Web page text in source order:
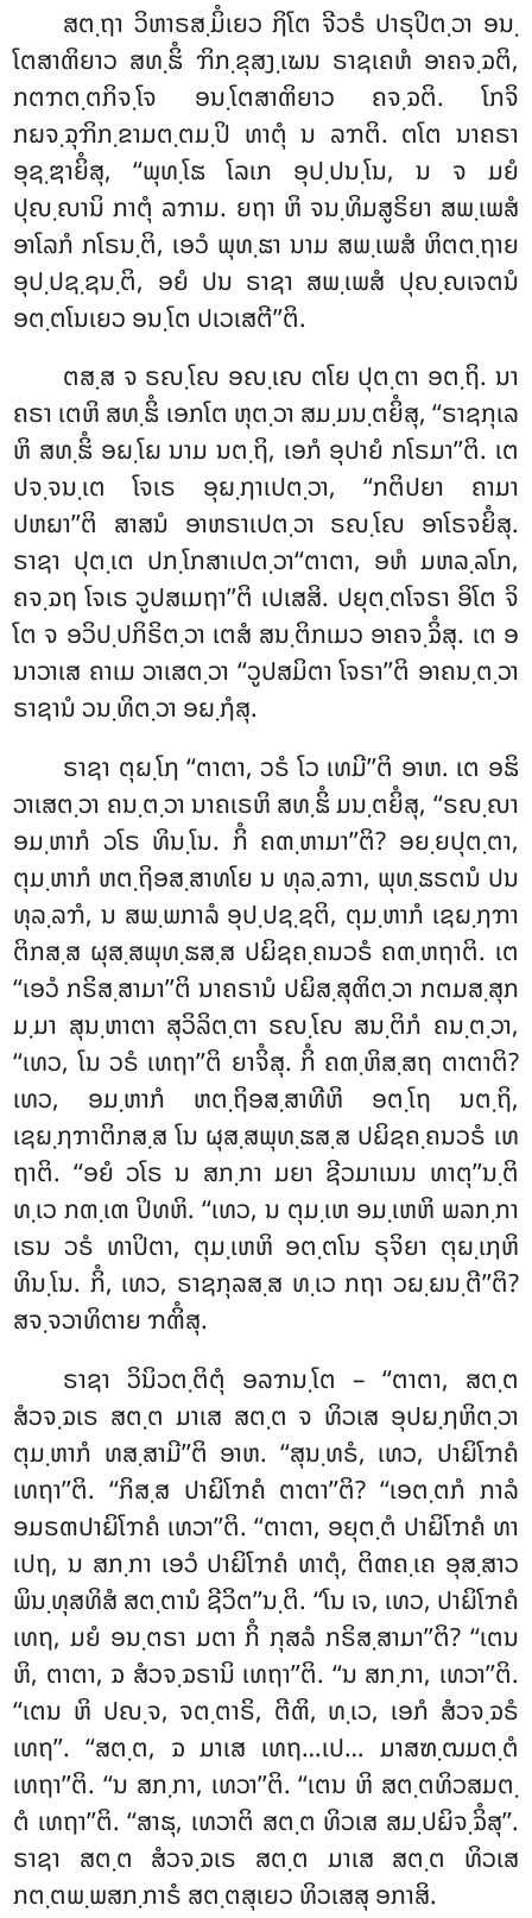
ສຕ຺ຖາ ວິຫາຣສ຺ມິໍເຍວ ຐິໂຕ ຈີວຣໍ ປາຣຸປິຕ຺ວາ ອນ຺
ໂຕສາຓິຍາວ ສທ຺ຘິໍ ຠິກ຺ຂຸສງ຺ເຆນ ຣາຊເຄຫໍ ອາຄຈ຺ຉຕິ,
ກຕຠຕ຺ຕກິຈ຺ໂຈ ອນ຺ໂຕສາຓິຍາວ ຄຈ຺ຉຕິ. ໂກຈິ
ກຏຈ຺ຉຸຠິກ຺ຂາມຕ຺ຕມ຺ປິ ທາຕຸໍ ນ ລຠຕິ. ຕໂຕ ນາຄຣາ
ອຸຊ຺ຌາຍິໍສຸ, ‘‘ພຸທ຺ໂຘ ໂລເກ ອຸປ຺ປນ຺ໂນ, ນ ຈ ມຍໍ
ປຸຎ຺ຎານິ ກາຕຸໍ ລຠາມ. ຍຖາ ຫິ ຈນ຺ທິມສູຣິຍາ ສພ຺ເພສໍ
ອາໂລກໍ ກໂຣນ຺ຕິ, ເອວໍ ພຸທ຺ຘາ ນາມ ສພ຺ເພສໍ ຫິຕຕ຺ຖາຍ
ອຸປ຺ປຊ຺ຊນ຺ຕິ, ອຍໍ ປນ ຣາຊາ ສພ຺ເພສໍ ປຸຎ຺ຎເຈຕນໍ
ອຕ຺ຕໂນເຍວ ອນ຺ໂຕ ປເວເສຕີ’’ຕິ.
ຕສ຺ສ ຈ ຣຎ຺ໂຎ ອຎ຺ເຎ ຕໂຍ ປຸຕ຺ຕາ ອຕ຺ຖິ. ນາ
ຄຣາ ເຕຫິ ສທ຺ຘິໍ ເອກໂຕ ຫຸຕ຺ວາ ສມ຺ມນ຺ຕຍິໍສຸ, ‘‘ຣາຊກຸເລ
ຫິ ສທ຺ຘິໍ ອຏ຺ໂຏ ນາມ ນຕ຺ຖິ, ເອກໍ ອຸປາຍໍ ກໂຣມາ’’ຕິ. ເຕ
ປຈ຺ຈນ຺ເຕ ໂຈເຣ ອຸຏ຺ຐາເປຕ຺ວາ, ‘‘ກຕິປຍາ ຄາມາ
ປຫຏາ’’ຕິ ສາສນໍ ອາຫຣາເປຕ຺ວາ ຣຎ຺ໂຎ ອາໂຣຈຍິໍສຸ.
ຣາຊາ ປຸຕ຺ເຕ ປກ຺ໂກສາເປຕ຺ວາ‘‘ຕາຕາ, ອຫໍ ມຫລ຺ລໂກ,
ຄຈ຺ຉຖ ໂຈເຣ ວູປສເມຖາ’’ຕິ ເປເສສິ. ປຍຸຕ຺ຕໂຈຣາ ອິໂຕ ຈິ
ໂຕ ຈ ອວິປ຺ປກິຣິຕ຺ວາ ເຕສໍ ສນ຺ຕິກເມວ ອາຄຈ຺ຉິໍສຸ. ເຕ ອ
ນາວາເສ ຄາເມ ວາເສຕ຺ວາ ‘‘ວູປສມິຕາ ໂຈຣາ’’ຕິ ອາຄນ຺ຕ຺ວາ
ຣາຊານໍ ວນ຺ທິຕ຺ວາ ອຏ຺ຐໍສຸ.
ຣາຊາ ຕຸຏ຺ໂຐ ‘‘ຕາຕາ, ວຣໍ ໂວ ເທມີ’’ຕິ ອາຫ. ເຕ ອຘິ
ວາເສຕ຺ວາ ຄນ຺ຕ຺ວາ ນາຄເຣຫິ ສທ຺ຘິໍ ມນ຺ຕຍິໍສຸ, ‘‘ຣຎ຺ຎາ
ອມ຺ຫາກໍ ວໂຣ ທິນ຺ໂນ. ກິໍ ຄຓ຺ຫາມາ’’ຕິ? ອຍ຺ຍປຸຕ຺ຕາ,
ຕຸມ຺ຫາກໍ ຫຕ຺ຖິອສ຺ສາທໂຍ ນ ທຸລ຺ລຠາ, ພຸທ຺ຘຣຕນໍ ປນ
ທຸລ຺ລຠໍ, ນ ສພ຺ພກາລໍ ອຸປ຺ປຊ຺ຊຕິ, ຕຸມ຺ຫາກໍ ເຊຏ຺ຐຠາ
ຕິກສ຺ສ ຜຸສ຺ສພຸທ຺ຘສ຺ສ ປຏິຊຄ຺ຄນວຣໍ ຄຓ຺ຫຖາຕິ. ເຕ
‘‘ເອວໍ ກຣິສ຺ສາມາ’’ຕິ ນາຄຣານໍ ປຏິສ຺ສຸຓິຕ຺ວາ ກຕມສ຺ສຸກ
ມ຺ມາ ສຸນ຺ຫາຕາ ສຸວິລິຕ຺ຕາ ຣຎ຺ໂຎ ສນ຺ຕິກໍ ຄນ຺ຕ຺ວາ,
‘‘ເທວ, ໂນ ວຣໍ ເທຖາ’’ຕິ ຍາຈິໍສຸ. ກິໍ ຄຓ຺ຫິສ຺ສຖ ຕາຕາຕິ?
ເທວ, ອມ຺ຫາກໍ ຫຕ຺ຖິອສ຺ສາທີຫິ ອຕ຺ໂຖ ນຕ຺ຖິ,
ເຊຏ຺ຐຠາຕິກສ຺ສ ໂນ ຜຸສ຺ສພຸທ຺ຘສ຺ສ ປຏິຊຄ຺ຄນວຣໍ ເທ
ຖາຕິ. ‘‘ອຍໍ ວໂຣ ນ ສກ຺ກາ ມຍາ ຊີວມາເນນ ທາຕຸ’’ນ຺ຕິ
ທ຺ເວ ກຓ຺ເຓ ປິທຫິ. ‘‘ເທວ, ນ ຕຸມ຺ເຫ ອມ຺ເຫຫິ ພລກ຺ກາ
ເຣນ ວຣໍ ທາປິຕາ, ຕຸມ຺ເຫຫິ ອຕ຺ຕໂນ ຣຸຈິຍາ ຕຸຏ຺ເຐຫິ
ທິນ຺ໂນ. ກິໍ, ເທວ, ຣາຊກຸລສ຺ສ ທ຺ເວ ກຖາ ວຏ຺ຏນ຺ຕີ’’ຕິ?
ສຈ຺ຈວາທິຕາຍ ຠຓິໍສຸ.
ຣາຊາ ວິນິວຕ຺ຕິຕຸໍ ອລຠນ຺ໂຕ – ‘‘ຕາຕາ, ສຕ຺ຕ
ສໍວຈ຺ຉເຣ ສຕ຺ຕ ມາເສ ສຕ຺ຕ ຈ ທິວເສ ອຸປຏ຺ຐຫິຕ຺ວາ
ຕຸມ຺ຫາກໍ ທສ຺ສາມີ’’ຕິ ອາຫ. ‘‘ສຸນ຺ທຣໍ, ເທວ, ປາຏິໂຠຄໍ
ເທຖາ’’ຕິ. ‘‘ກິສ຺ສ ປາຏິໂຠຄໍ ຕາຕາ’’ຕິ? ‘‘ເອຕ຺ຕກໍ ກາລໍ
ອມຣຓປາຏິໂຠຄໍ ເທວາ’’ຕິ. ‘‘ຕາຕາ, ອຍຸຕ຺ຕໍ ປາຏິໂຠຄໍ ທາ
ເປຖ, ນ ສກ຺ກາ ເອວໍ ປາຏິໂຠຄໍ ທາຕຸໍ, ຕິຓຄ຺ເຄ ອຸສ຺ສາວ
ພິນ຺ທຸສທິສໍ ສຕ຺ຕານໍ ຊີວິຕ’’ນ຺ຕິ. ‘‘ໂນ ເຈ, ເທວ, ປາຏິໂຠຄໍ
ເທຖ, ມຍໍ ອນ຺ຕຣາ ມຕາ ກິໍ ກຸສລໍ ກຣິສ຺ສາມາ’’ຕິ? ‘‘ເຕນ
ຫິ, ຕາຕາ, ຉ ສໍວຈ຺ຉຣານິ ເທຖາ’’ຕິ. ‘‘ນ ສກ຺ກາ, ເທວາ’’ຕິ.
‘‘ເຕນ ຫິ ປຎ຺ຈ, ຈຕ຺ຕາຣິ, ຕີຓິ, ທ຺ເວ, ເອກໍ ສໍວຈ຺ຉຣໍ
ເທຖ’’. ‘‘ສຕ຺ຕ, ຉ ມາເສ ເທຖ…ເປ… ມາສຑ຺ຒມຕ຺ຕໍ
ເທຖາ’’ຕິ. ‘‘ນ ສກ຺ກາ, ເທວາ’’ຕິ. ‘‘ເຕນ ຫິ ສຕ຺ຕທິວສມຕ຺
ຕໍ ເທຖາ’’ຕິ. ‘‘ສາຘຸ, ເທວາຕິ ສຕ຺ຕ ທິວເສ ສມ຺ປຏິຈ຺ຉິໍສຸ’’.
ຣາຊາ ສຕ຺ຕ ສໍວຈ຺ຉເຣ ສຕ຺ຕ ມາເສ ສຕ຺ຕ ທິວເສ
ກຕ຺ຕພ຺ພສກ຺ກາຣໍ ສຕ຺ຕສຸເຍວ ທິວເສສຸ ອກາສິ.